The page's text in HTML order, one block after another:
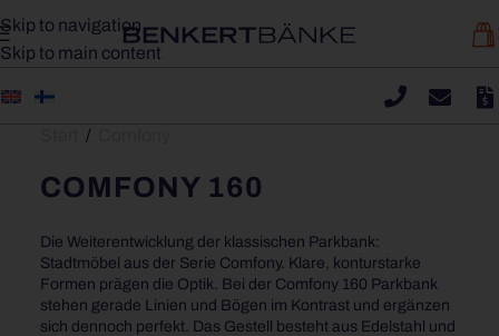
Skip to navigation
Skip to main content
/
COMFONY 160
Die Weiterentwicklung der klassischen Parkbank:
Stadtmöbel aus der Serie Comfony. Klare, konturstarke
Formen prägen die Optik. Bei der Comfony 160 Parkbank
stehen gerade Linien und Bögen im Kontrast und ergänzen
sich dennoch perfekt. Das Gestell besteht aus Edelstahl und